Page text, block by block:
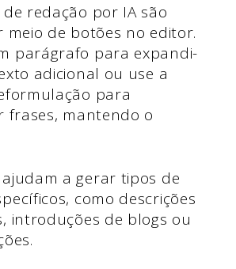
redação por IA são
meio de botões no editor.
parágrafo para expandi-
adicional ou use a
para
mantendo o
a gerar tipos de
como descrições
introduções de blogs ou